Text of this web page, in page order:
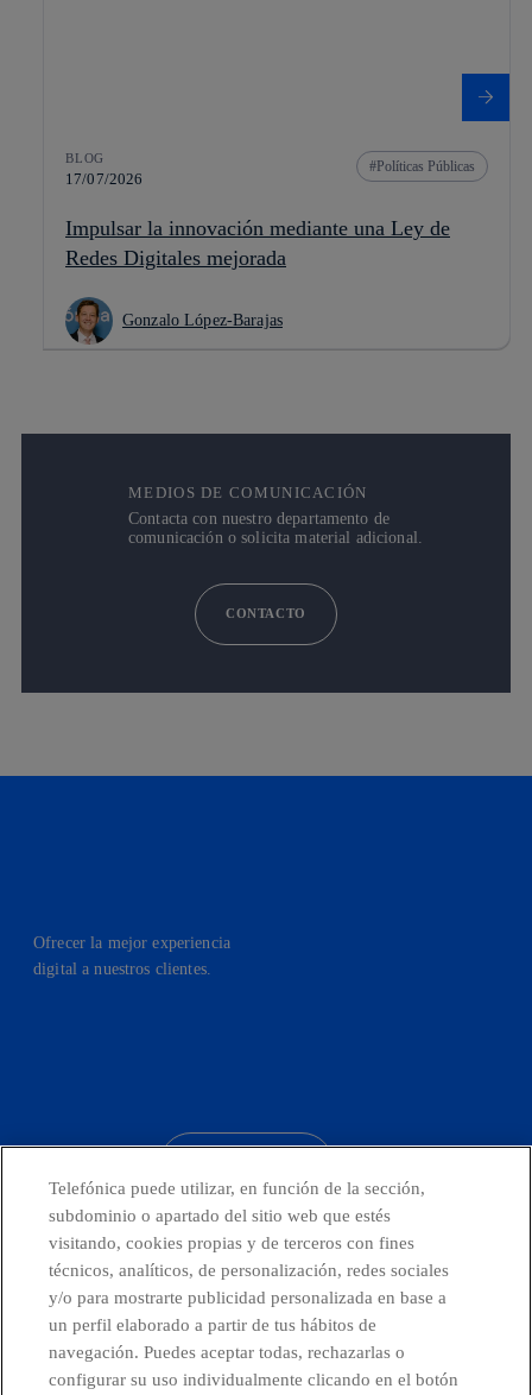
BLOG
17/07/2026
Políticas Públicas
Impulsar la innovación mediante una Ley de
Redes Digitales mejorada
Gonzalo López-Barajas
MEDIOS DE COMUNICACIÓN
Contacta con nuestro departamento de
comunicación o solicita material adicional.
CONTACTO
Ofrecer la mejor experiencia
digital a nuestros clientes.
Países y Unidades emergentes
Canal de Denuncias
Telefónica puede utilizar, en función de la sección,
subdominio o apartado del sitio web que estés
visitando, cookies propias y de terceros con fines
técnicos, analíticos, de personalización, redes sociales
y/o para mostrarte publicidad personalizada en base a
un perfil elaborado a partir de tus hábitos de
navegación. Puedes aceptar todas, rechazarlas o
configurar su uso individualmente clicando en el botón